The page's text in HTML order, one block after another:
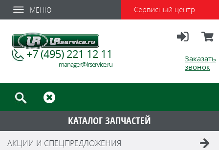
МЕНЮ Сервисный центр
Заказать
звонок
+7 (495) 221 12 11
manager@lrservice.ru
КАТАЛОГ ЗАПЧАСТЕЙ
АКЦИИ И СПЕЦПРЕДЛОЖЕНИЯ